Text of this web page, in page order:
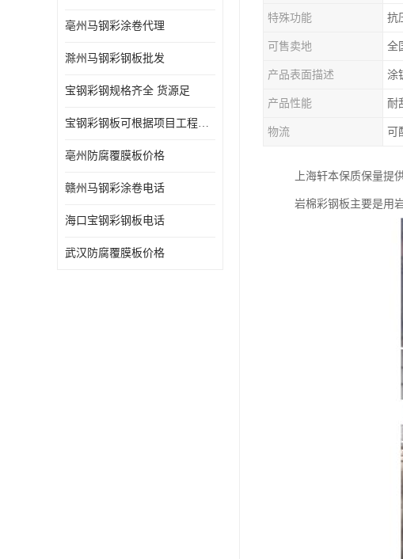
亳州马钢彩涂卷代理
滁州马钢彩钢板批发
宝钢彩钢规格齐全 货源足
宝钢彩钢板可根据项目工程定制
亳州防腐覆膜板价格
赣州马钢彩涂卷电话
海口宝钢彩钢板电话
武汉防腐覆膜板价格
特殊功能 抗
可售卖地 全
产品表面描述 涂
产品性能 耐
物流 可
上海轩本保质保量提
岩棉彩钢板主要是用